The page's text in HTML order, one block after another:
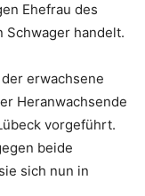
Ehefrau des
handelt.
erwachsene
Heranwachsende
vorgeführt.
beide
sich nun in